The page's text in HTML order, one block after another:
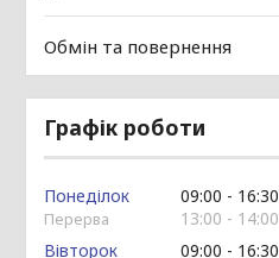
Обмін та повернення
Графік роботи
Понеділок 09:00
16:30
13:00
14:00
Вівторок
09:00
16:30